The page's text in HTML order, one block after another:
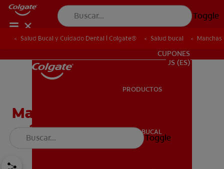
Toggle
SALUD BUCAL
PARA PROFESIONALES
CUPONES
US (ES)
PRODUCTOS
SALUD BUCAL
Toggle
Salud Bucal y Cuidado Dental | Colgate® Salud bucal
Manchas en los dientes:
¿cómo se dan?